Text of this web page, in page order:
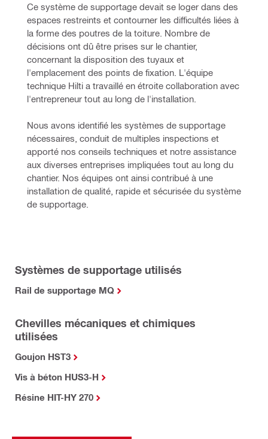
Ce système de supportage devait se loger dans des
espaces restreints et contourner les difficultés liées à
la forme des poutres de la toiture. Nombre de
décisions ont dû être prises sur le chantier,
concernant la disposition des tuyaux et
l'emplacement des points de fixation. L'équipe
technique Hilti a travaillé en étroite collaboration avec
l'entrepreneur tout au long de l'installation.
Nous avons identifié les systèmes de supportage
nécessaires, conduit de multiples inspections et
apporté nos conseils techniques et notre assistance
aux diverses entreprises impliquées tout au long du
chantier. Nos équipes ont ainsi contribué à une
installation de qualité, rapide et sécurisée du système
de supportage.
Systèmes de supportage utilisés
Rail de supportage MQ
Chevilles mécaniques et chimiques
utilisées
Goujon HST3
Vis à béton HUS3-H
Résine HIT-HY 270